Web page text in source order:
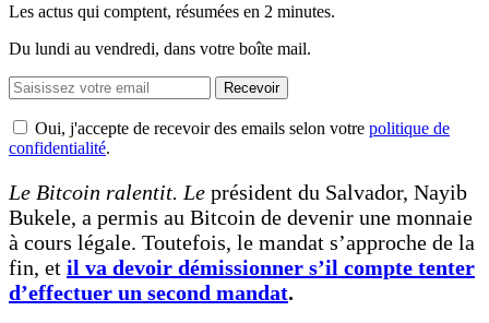
Les actus qui comptent, résumées en 2 minutes.
Du lundi au vendredi, dans votre boîte mail.
Recevoir
Oui, j'accepte de recevoir des emails selon votre politique de
confidentialité.
Le Bitcoin ralentit. Le président du Salvador, Nayib
Bukele, a permis au Bitcoin de devenir une monnaie
à cours légale. Toutefois, le mandat s’approche de la
fin, et il va devoir démissionner s’il compte tenter
d’effectuer un second mandat.